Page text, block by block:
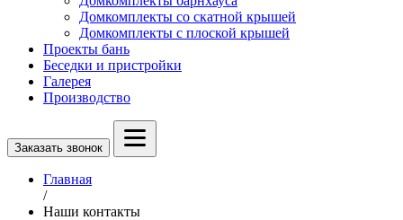
Домкомплекты со скатной крышей
Домкомплекты с плоской крышей
Проекты бань
Беседки и пристройки
Галерея
Производство
Заказать звонок
Главная
/
Наши контакты